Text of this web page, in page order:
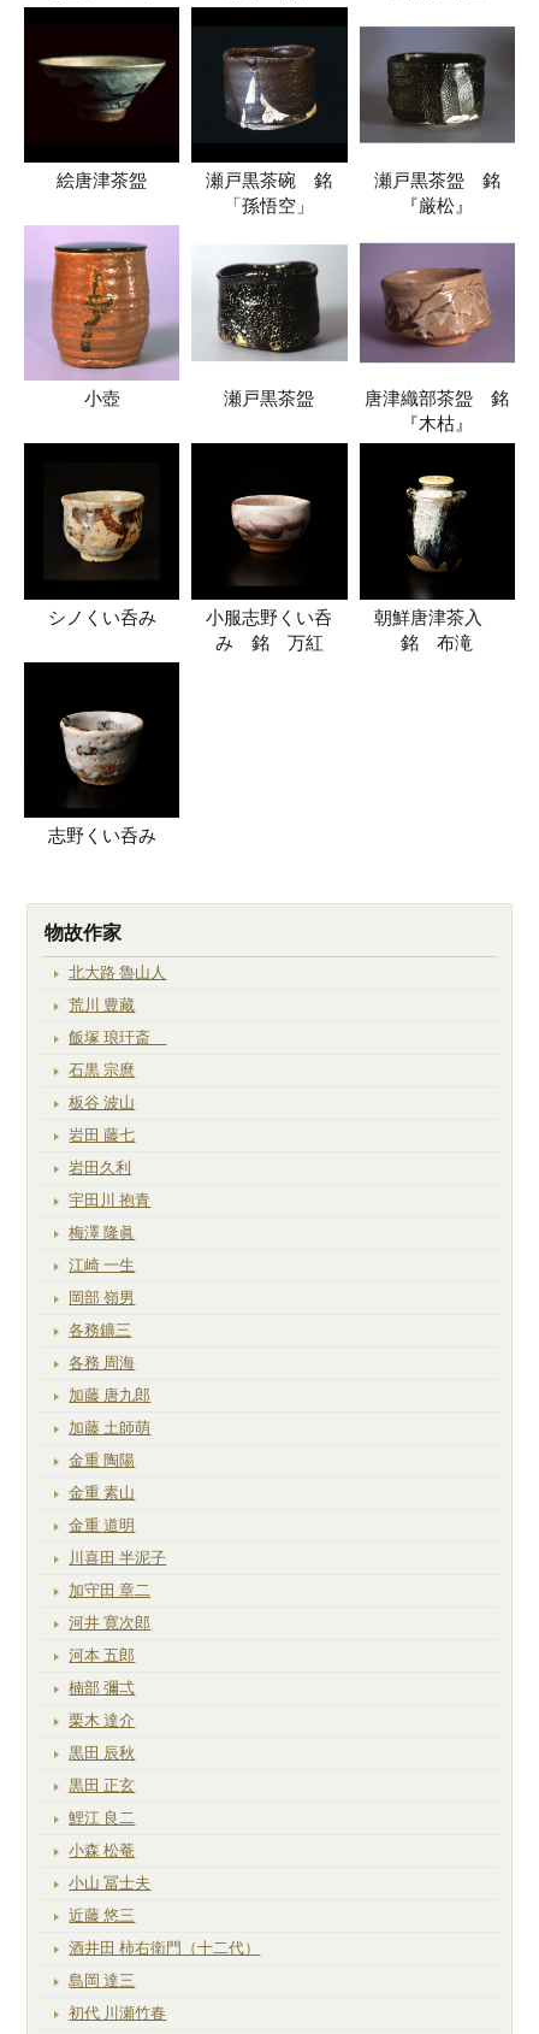
絵唐津茶盌
瀬戸黒茶碗 銘
「孫悟空」
瀬戸黒茶盌 銘
『厳松』
小壺 瀬戸黒茶盌
唐津織部茶盌 銘
『木枯』
シノくい呑み
小服志野くい呑
み 銘 万紅
朝鮮唐津茶入
銘 布滝
志野くい呑み
物故作家
北大路 魯山人
荒川 豊藏
飯塚 琅玕斎
石黒 宗麿
板谷 波山
岩田 藤七
岩田久利
宇田川 抱青
梅澤 隆眞
江崎 一生
岡部 嶺男
各務鑛三
各務 周海
加藤 唐九郎
加藤 土師萌
金重 陶陽
金重 素山
金重 道明
川喜田 半泥子
加守田 章二
河井 寛次郎
河本 五郎
楠部 彌弌
栗木 達介
黒田 辰秋
黒田 正玄
鯉江 良二
小森 松菴
小山 冨士夫
近藤 悠三
酒井田 柿右衛門（十二代）
島岡 達三
初代 川瀬竹春